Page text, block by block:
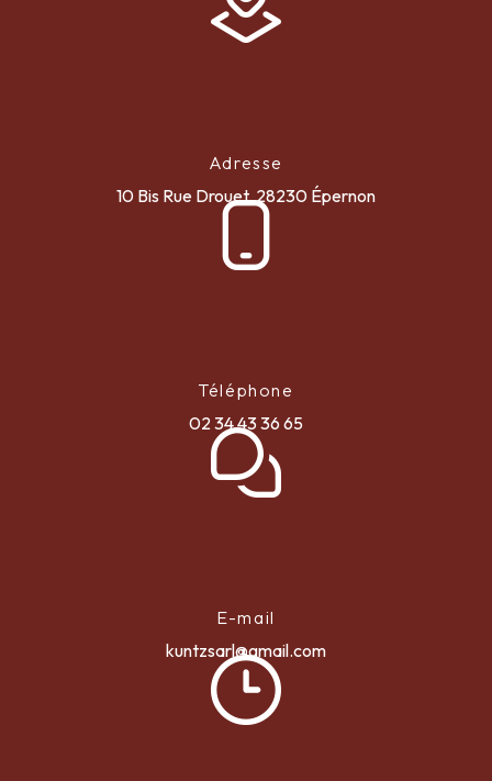
Adresse
10 Bis Rue Drouet, 28230 Épernon
Téléphone
02 34 43 36 65
E-mail
kuntzsarl@gmail.com